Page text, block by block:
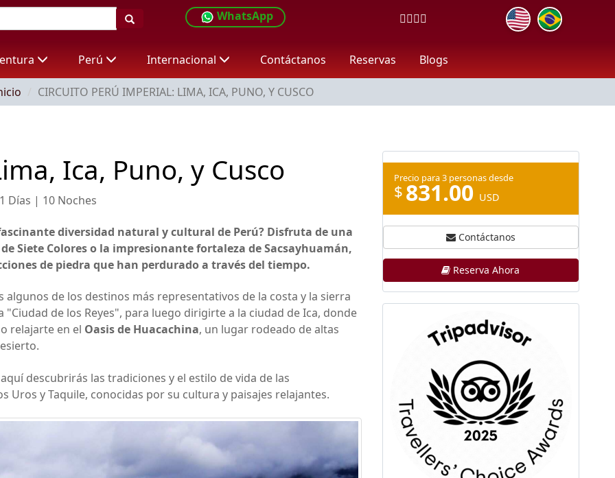
WhatsApp
Perú Internacional Contáctanos Reservas Blogs
CIRCUITO PERÚ IMPERIAL: LIMA, ICA, PUNO, Y CUSCO
Ica, Puno, y Cusco
Días | 10 Noches
diversidad natural y cultural de Perú? Disfruta de una
Siete Colores o la impresionante fortaleza de Sacsayhuamán,
de piedra que han perdurado a través del tiempo.
de los destinos más representativos de la costa y la sierra
"Ciudad de los Reyes", para luego dirigirte a la ciudad de Ica, donde
relajarte en el Oasis de Huacachina, un lugar rodeado de altas
descubrirás las tradiciones y el estilo de vida de las
Uros y Taquile, conocidas por su cultura y paisajes relajantes.
Precio para 3 personas desde
$831.00 USD
Contáctanos
Reserva Ahora